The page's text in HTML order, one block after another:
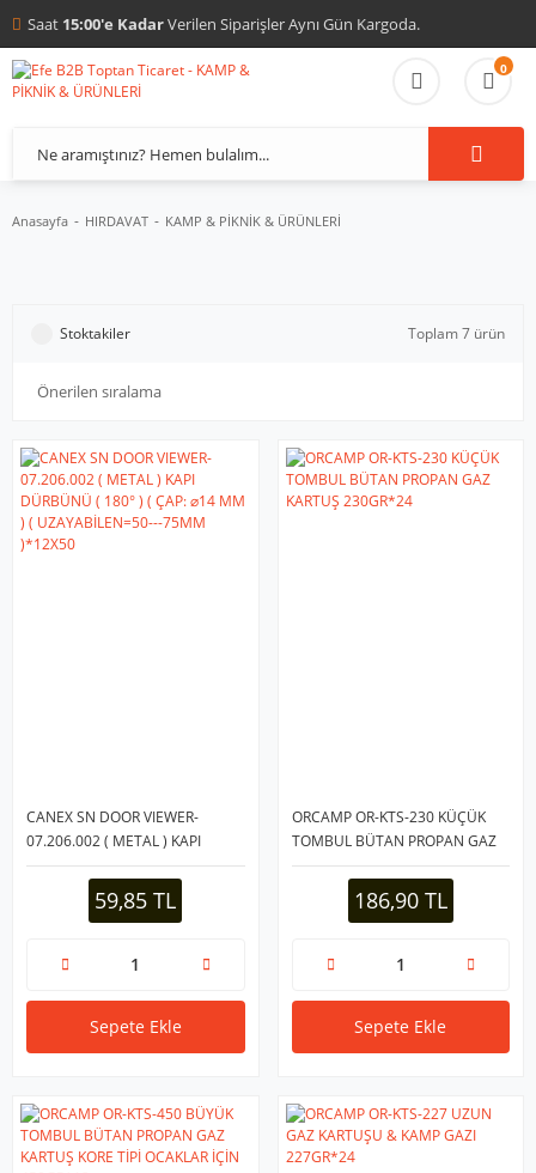
Saat 15:00'e KadarVerilen Siparişler Aynı Gün Kargoda.
0
Anasayfa HIRDAVAT KAMP & PİKNİK & ÜRÜNLERİ
Stoktakiler Toplam 7 ürün
CANEX SN DOOR VIEWER-
07.206.002 ( METAL ) KAPI
DÜRBÜNÜ ( 180° ) ( ÇAP: ⌀14
MM ) ( UZAYABİLEN=50---75MM
59,85 TL
Sepete Ekle
ORCAMP OR-KTS-230 KÜÇÜK
TOMBUL BÜTAN PROPAN GAZ
KARTUŞ 230GR*24
186,90 TL
Sepete Ekle